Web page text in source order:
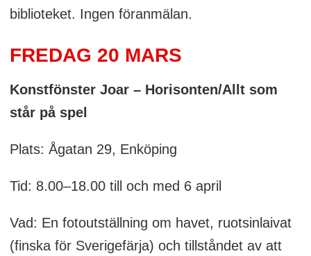
biblioteket. Ingen föranmälan.
FREDAG 20 MARS
Konstfönster Joar – Horisonten/Allt som
står på spel
Plats: Ågatan 29, Enköping
Tid: 8.00–18.00 till och med 6 april
Vad: En fotoutställning om havet, ruotsinlaivat
(finska för Sverigefärja) och tillståndet av att